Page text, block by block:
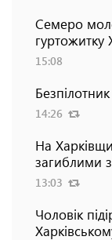
Семеро
гуртожитку
15:08
14:26
На
загиблими
13:03
Чоловік